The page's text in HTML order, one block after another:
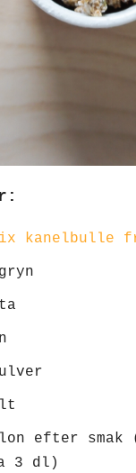
kanelbulle
efter
3 dl)